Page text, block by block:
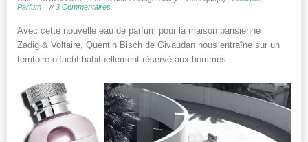
Parfum
//3 Commentaires
Avec cette nouvelle eau de parfum pour la maison parisienne
Zadig & Voltaire, Quentin Bisch de Givaudan nous entraîne sur un
territoire olfactif habituellement réservé aux hommes…